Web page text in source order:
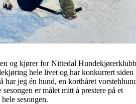
og kjører for Nittedal
hele livet og har konkurrert siden
har jeg én hund, en korthåret
er målet mitt å prestere på et
sesongen.